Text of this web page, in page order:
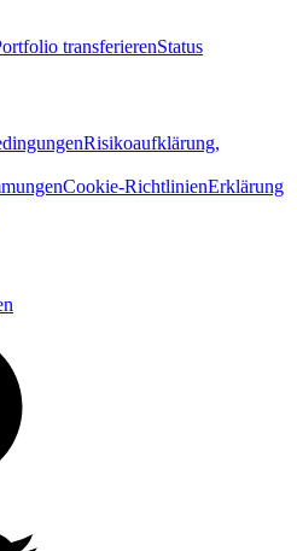
transferierenStatus
Risikoaufklärung,
Cookie-RichtlinienErklärung